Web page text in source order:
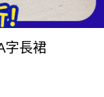
字長裙